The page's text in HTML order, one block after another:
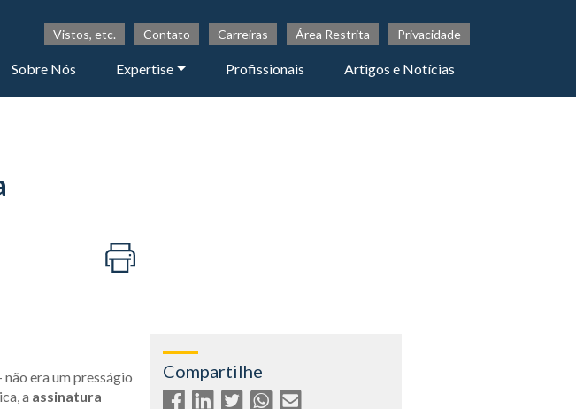
Vistos, etc. Contato Carreiras Área Restrita Privacidade
Sobre Nós Expertise Profissionais Artigos e Notícias
era um presságio
a assinatura
Compartilhe